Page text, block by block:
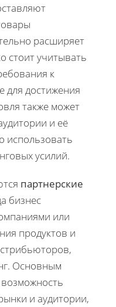
расширяет
стоит учитывать
к
для достижения
также может
и её
использовать
усилий.
партнерские
бизнес
или
продуктов и
Основным
и аудитории,